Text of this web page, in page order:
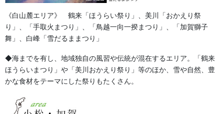
step
《白山麓エリア》 鶴来「ほうらい祭り」、美川「おかえり祭
り」、「手取火まつり」、「鳥越一向一揆まつり」、「加賀獅子
舞」、白峰「雪だるままつり」
◆海までを有し、地域独自の風習や伝統が混在するエリア。「鶴来
ほうらいまつり」や「美川おかえり祭り」等のほか、雪や自然、豊
かな食材をテーマにした祭りもたくさん。